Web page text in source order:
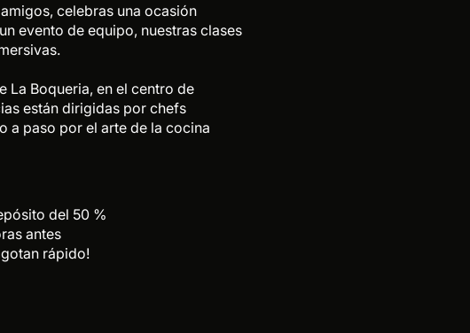
celebras una ocasión
evento de equipo, nuestras clases
La Boqueria, en el centro de
están dirigidas por chefs
a paso por el arte de la cocina
del 50 %
antes
rápido!